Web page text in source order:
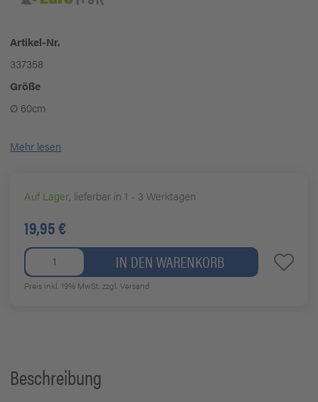
Artikel-Nr.
337358
Größe
Ø 60cm
Mehr lesen
Auf Lager, lieferbar in 1 - 3 Werktagen
19,95 €
IN DEN WARENKORB
Preis inkl. 19% MwSt.zzgl. Versand
Beschreibung